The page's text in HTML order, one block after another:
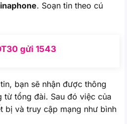
. Soạn tin theo cú
gửi 1543
bạn sẽ nhận được thông
từ tổng đài. Sau đó việc của
bị và truy cập mạng như bình